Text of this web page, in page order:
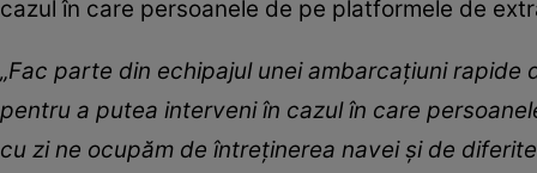
cazul în care persoanele de pe platformele de
„Fac parte din echipajul unei ambarcațiuni
pentru a putea interveni în cazul în care
cu zi ne ocupăm de întreținerea navei și de